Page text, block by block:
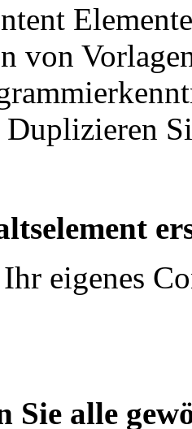
von
eigenes
Sie alle